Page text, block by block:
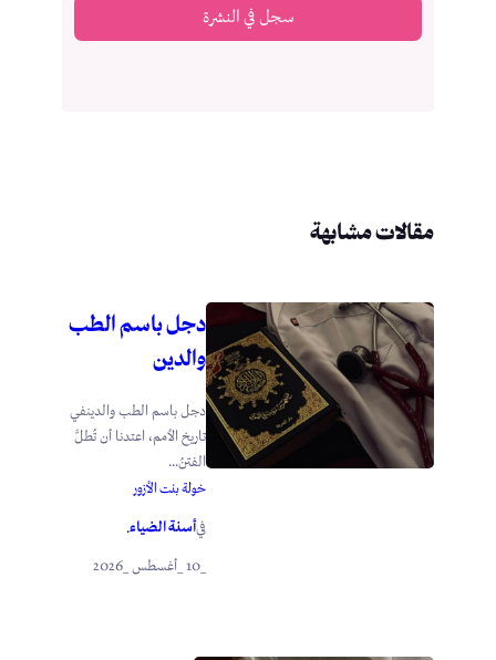
سجل في النشرة
مقالات مشابهة
دجل باسم الطب
والدين
دجل باسم الطب والدينفي
تاريخ الأمم، اعتدنا أن تُطلَّ
الفتنُ...
خولة بنت الأزور
فيأسنة الضياء.
_10 _أغسطس _2026